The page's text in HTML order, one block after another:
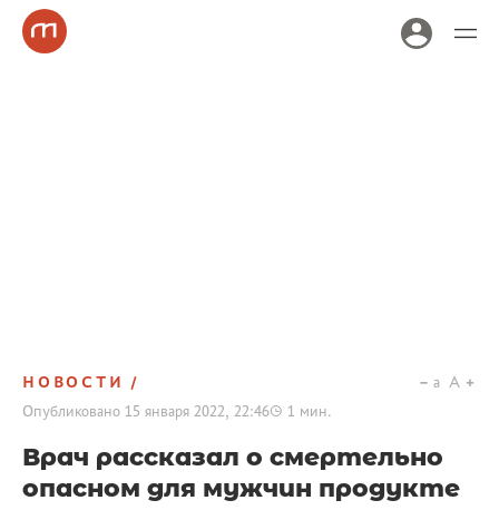
НОВОСТИ
Опубликовано 15 января 2022, 22:46 1 мин.
a A
Врач рассказал о смертельно
опасном для мужчин продукте